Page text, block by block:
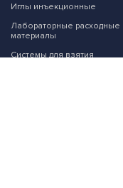
Иглы инъекционные
Лабораторные расходные
материалы
Системы для взятия